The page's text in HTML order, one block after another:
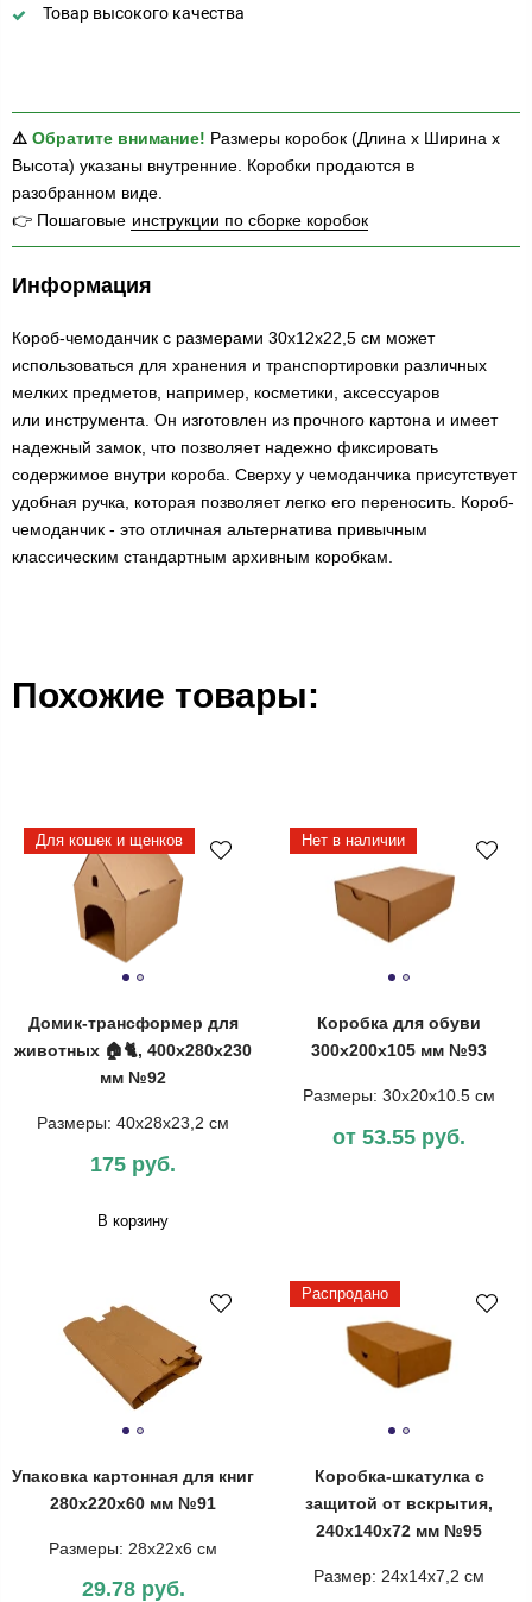
Товар высокого качества
⚠️ Обратите внимание! Размеры коробок (Длина х Ширина х
Высота) указаны внутренние. Коробки продаются в
разобранном виде.
👉 Пошаговые инструкции по сборке коробок
Информация
Короб-чемоданчик с размерами 30x12x22,5 см может
использоваться для хранения и транспортировки различных
мелких предметов, например, косметики, аксессуаров
или инструмента. Он изготовлен из прочного картона и имеет
надежный замок, что позволяет надежно фиксировать
содержимое внутри короба. Сверху у чемоданчика присутствует
удобная ручка, которая позволяет легко его переносить. Короб-
чемоданчик - это отличная альтернатива привычным
классическим стандартным архивным коробкам.
Похожие товары:
Для кошек и щенков
Домик-трансформер для
животных 🏠🐈, 400x280x230
мм №92
Размеры: 40x28x23,2 см
175 руб.
В корзину
Нет в наличии
Коробка для обуви
300x200x105 мм №93
Размеры: 30x20x10.5 см
от 53.55 руб.
Упаковка картонная для книг
280x220x60 мм №91
Размеры: 28x22x6 см
29.78 руб.
Распродано
Коробка-шкатулка с
защитой от вскрытия,
240x140x72 мм №95
Размер: 24x14x7,2 см